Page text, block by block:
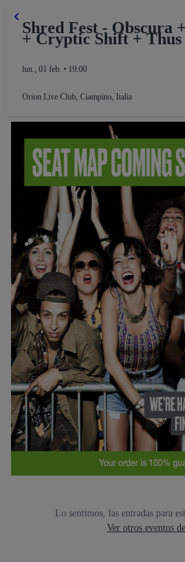
Shred Fest - Obscura
+ Cryptic Shift +
lun., 01 feb. • 19:00
Orion Live Club, Ciampino, Italia
Lo sentimos, las entradas para
Ver otros eventos